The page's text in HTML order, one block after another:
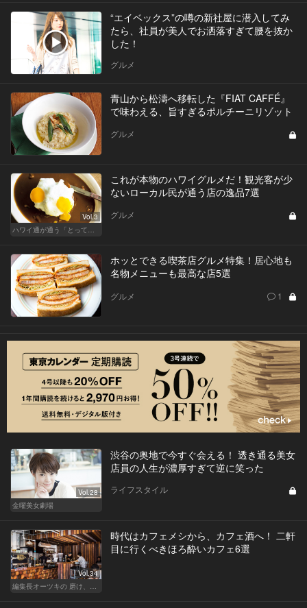
“エイベックス”の噂の新社屋に潜入してみ
たら、社員が美人でお洒落すぎて腰を抜か
した！
グルメ
青山から松濤へ移転した『FIAT CAFFÉ』
で味わえる、旨すぎるポルチーニリゾット
グルメ
Vol.3
ハワイ通が通う「とっておき」レストランはココだ！
これが本物のハワイグルメだ！観光客が少
ないローカル民が通う店の逸品7選
グルメ
ホッとできる喫茶店グルメ特集！居心地も
名物メニューも最高な店5選
グルメ 1
Vol.28
金曜美女劇場
渋谷の奥地で今すぐ会える！ 透き通る美女
店員の人生が濃厚すぎて逆に笑った
ライフスタイル
Vol.34
編集長オーツキの 磨け、バカ舌！ 学べ、オトナの遊び
時代はカフェメシから、カフェ酒へ！ 二軒
目に行くべきほろ酔いカフェ6選